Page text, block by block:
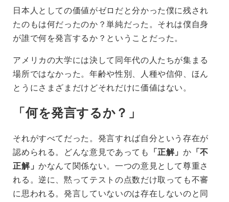
日本人としての価値がゼロだと分かった僕に残され
たのもは何だったのか？単純だった。それは僕自身
が誰で何を発言するか？ということだった。
アメリカの大学には決して同年代の人たちが集まる
場所ではなかった。年齢や性別、人種や信仰、ほん
とうにさまざまだけどそれだけに価値はない。
「何を発言するか？」
それがすべてだった。発言すれば自分という存在が
認められる。どんな意見であっても
「正解」か 「不
正解」かなんて関係ない。一つの意見として尊重さ
れる。逆に、黙ってテストの点数だけ取っても不審
に思われる。発言していないのは存在しないのと同